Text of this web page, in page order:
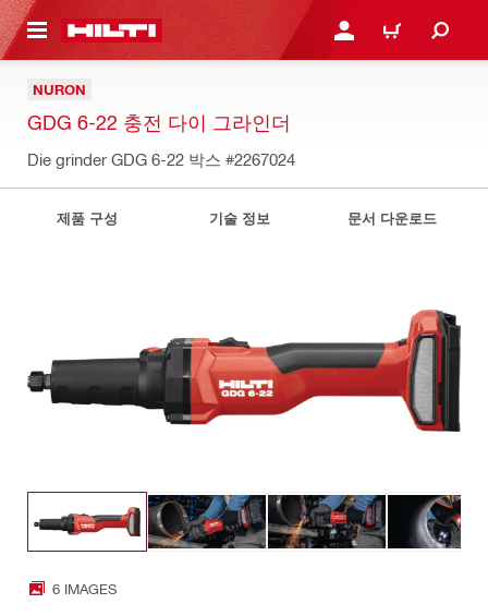
으로 건너뛰기 로그인 또는 회원가입
장바구니
NURON
GDG 6-22 충전 다이 그라인더
Die grinder GDG 6-22 박스 #2267024
제품 구성 기술 정보 문서 다운로드
6 IMAGES